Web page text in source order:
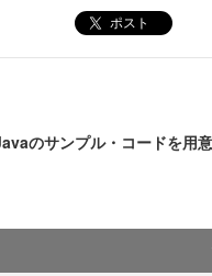
ポスト
のサンプル・コードを用